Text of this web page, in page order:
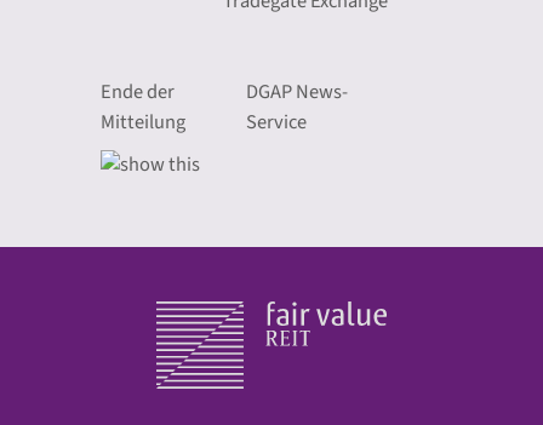
Ende der
Mitteilung
DGAP News-
Service